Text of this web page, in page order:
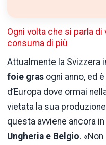
Ogni volta che si parla
consuma di più
Attualmente la Svizzera
foie gras ogni anno, ed
d’Europa dove ormai
vietata la sua
questa avviene ancora in
Ungheria e Belgio.